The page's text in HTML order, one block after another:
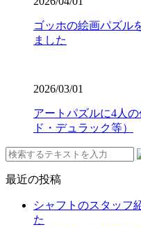
ゴッホの絵画パズル
ました
2026/03/01
アートパズルに4人
ド・デュラック等）
最近の投稿
シャフトのスタッフ
た